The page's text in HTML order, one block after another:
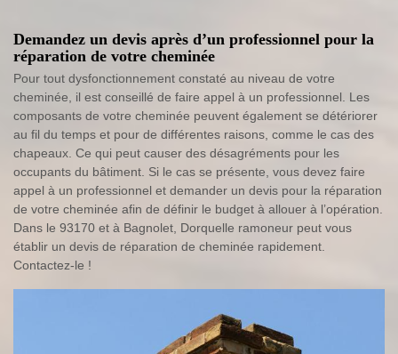
Demandez un devis après d’un professionnel pour la
réparation de votre cheminée
Pour tout dysfonctionnement constaté au niveau de votre
cheminée, il est conseillé de faire appel à un professionnel. Les
composants de votre cheminée peuvent également se détériorer
au fil du temps et pour de différentes raisons, comme le cas des
chapeaux. Ce qui peut causer des désagréments pour les
occupants du bâtiment. Si le cas se présente, vous devez faire
appel à un professionnel et demander un devis pour la réparation
de votre cheminée afin de définir le budget à allouer à l’opération.
Dans le 93170 et à Bagnolet, Dorquelle ramoneur peut vous
établir un devis de réparation de cheminée rapidement.
Contactez-le !